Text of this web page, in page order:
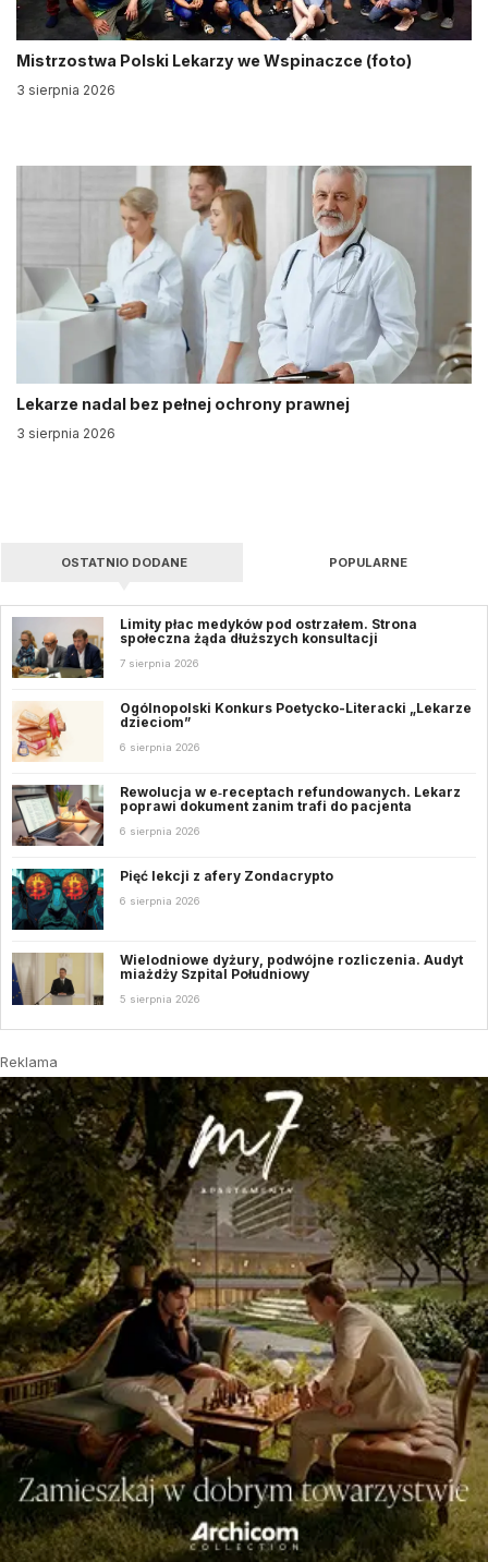
Mistrzostwa Polski Lekarzy we Wspinaczce (foto)
3 sierpnia 2026
Lekarze nadal bez pełnej ochrony prawnej
3 sierpnia 2026
OSTATNIO DODANE POPULARNE
Limity płac medyków pod ostrzałem. Strona
społeczna żąda dłuższych konsultacji
7 sierpnia 2026
Ogólnopolski Konkurs Poetycko-Literacki „Lekarze
dzieciom”
6 sierpnia 2026
Rewolucja w e‑receptach refundowanych. Lekarz
poprawi dokument zanim trafi do pacjenta
6 sierpnia 2026
Pięć lekcji z afery Zondacrypto
6 sierpnia 2026
Wielodniowe dyżury, podwójne rozliczenia. Audyt
miażdży Szpital Południowy
5 sierpnia 2026
Reklama